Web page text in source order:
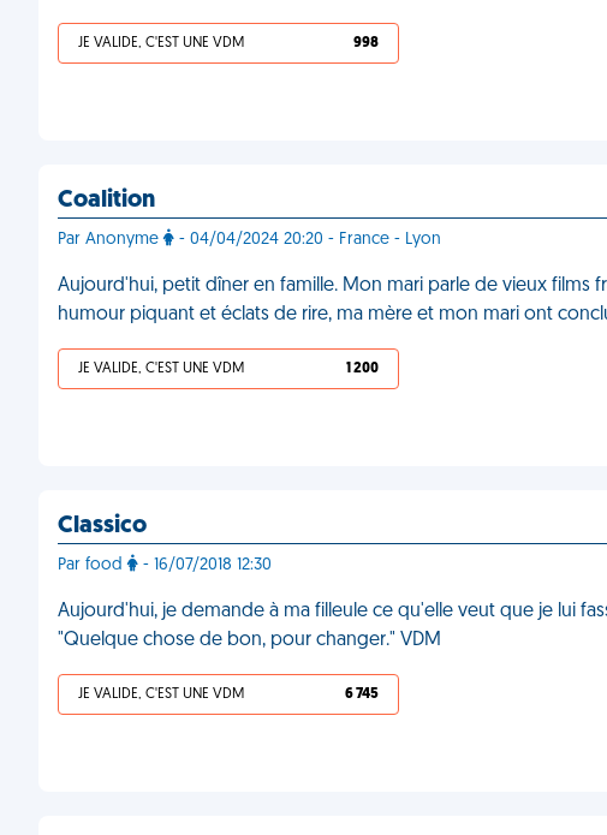
JE VALIDE, C'EST UNE VDM 998
Coalition
Par Anonyme - 04/04/2024 20:20 - France - Lyon
Aujourd'hui, petit dîner en famille. Mon mari parle de vieux films
humour piquant et éclats de rire, ma mère et mon mari ont
JE VALIDE, C'EST UNE VDM 1 200
Classico
Par food - 16/07/2018 12:30
Aujourd'hui, je demande à ma filleule ce qu'elle veut que je lui
"Quelque chose de bon, pour changer." VDM
JE VALIDE, C'EST UNE VDM 6 745